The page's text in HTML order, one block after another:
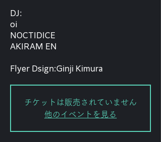
DJ:
oi
NOCTIDICE
AKIRAM EN
Flyer Dsign:Ginji Kimura
チケットは販売されていません
他のイベントを見る